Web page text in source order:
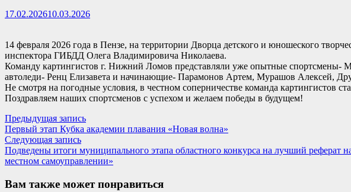
17.02.202610.03.2026
14 февраля 2026 года в Пензе, на территории Дворца детского и юношеского
инспектора ГИБДД Олега Владимировича Николаева.
Команду картингистов г. Нижний Ломов представляли уже опытные
автоледи- Ренц Елизавета и начинающие- Парамонов Артем, Мурашов Алексей,
Не смотря на погодные условия, в честном соперничестве команда картингистов
Поздравляем наших спортсменов с успехом и желаем победы в будущем!
Навигация
по
записям
Предыдущая записьПредыдущая
запись:
Первый этап Кубка академии плавания «Новая волна»
Следующая записьСледующая
запись:
Подведены итоги муниципального этапа областного конкурса на лучший
местном самоуправлении»
Вам также может понравиться